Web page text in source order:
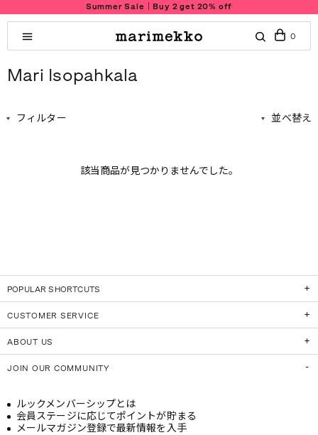
Summer Sale｜Buy 2 get 20% off
0
Mari Isopahkala
フィルター 並べ替え
該当商品が見つかりませんでした。
POPULAR SHORTCUTS
CUSTOMER SERVICE
ABOUT US
JOIN OUR COMMUNITY
ルックメンバーシップとは
会員ステージに応じてポイントが貯まる
メールマガジン登録で最新情報を入手